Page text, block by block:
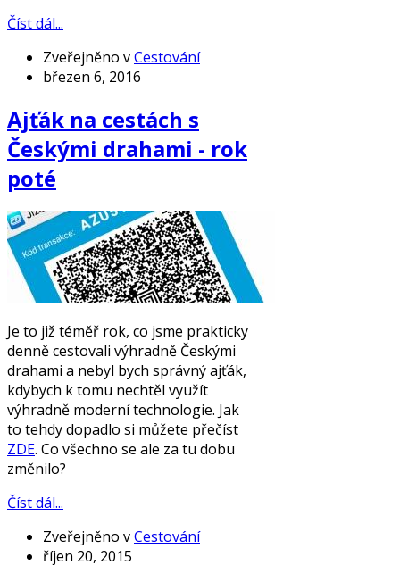
Číst dál...
Zveřejněno vCestování
březen 6, 2016
Ajťák na cestách s
Českými drahami - rok
poté
Je to již téměř rok, co jsme prakticky
denně cestovali výhradně Českými
drahami a nebyl bych správný ajťák,
kdybych k tomu nechtěl využít
výhradně moderní technologie. Jak
to tehdy dopadlo si můžete přečíst
ZDE. Co všechno se ale za tu dobu
změnilo?
Číst dál...
Zveřejněno vCestování
říjen 20, 2015